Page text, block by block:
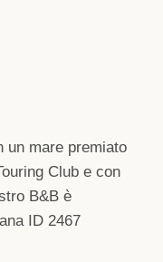
un mare premiato
Club e con
B&B è
ID 2467